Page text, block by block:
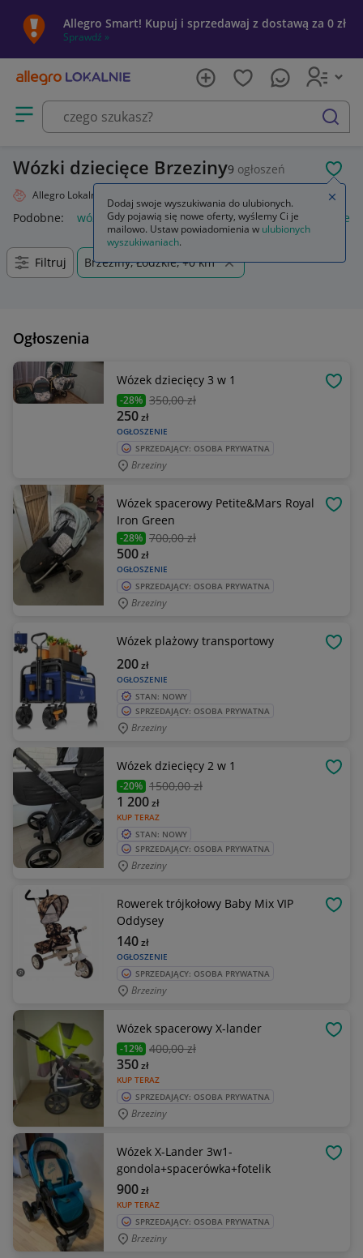
Allegro Smart! Kupuj i sprzedawaj z dostawą za 0 zł
Sprawdź »
Otwórz menu z kategoriami
szukaj
Wózki dziecięce Brzeziny9 ogłoszeń
Allegro Lokalnie
Podobne: wózki wózki do bramy przesuwnej wózki
Filtruj Brzeziny, Łódzkie, +0 km
Ogłoszenia
Wózek dziecięcy 3 w 1
-28% 350,00 zł
OGŁOSZENIE
250zł
SPRZEDAJĄCY: OSOBA PRYWATNA
Brzeziny
Wózek spacerowy Petite&Mars Royal
Iron Green
-28% 700,00 zł
OGŁOSZENIE
500zł
SPRZEDAJĄCY: OSOBA PRYWATNA
Brzeziny
Wózek plażowy transportowy
OGŁOSZENIE
200zł
STAN: NOWY
SPRZEDAJĄCY: OSOBA PRYWATNA
Brzeziny
Wózek dziecięcy 2 w 1
-20% 1500,00 zł
KUP TERAZ
1 200zł
STAN: NOWY
SPRZEDAJĄCY: OSOBA PRYWATNA
Brzeziny
Rowerek trójkołowy Baby Mix VIP
Oddysey
OGŁOSZENIE
140zł
SPRZEDAJĄCY: OSOBA PRYWATNA
Brzeziny
Wózek spacerowy X-lander
-12% 400,00 zł
KUP TERAZ
350zł
SPRZEDAJĄCY: OSOBA PRYWATNA
Brzeziny
Wózek X-Lander 3w1-
gondola+spacerówka+fotelik
KUP TERAZ
900zł
SPRZEDAJĄCY: OSOBA PRYWATNA
Brzeziny
Dodaj swoje wyszukiwania do ulubionych.
Gdy pojawią się nowe oferty, wyślemy Ci je
mailowo. Ustaw powiadomienia w ulubionych
wyszukiwaniach.